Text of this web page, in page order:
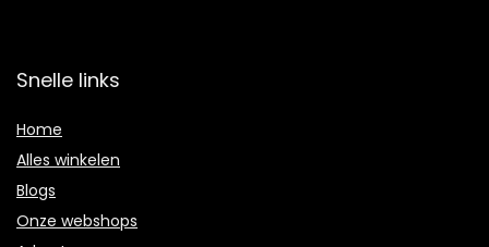
Snelle links
Home
Alles winkelen
Blogs
Onze webshops